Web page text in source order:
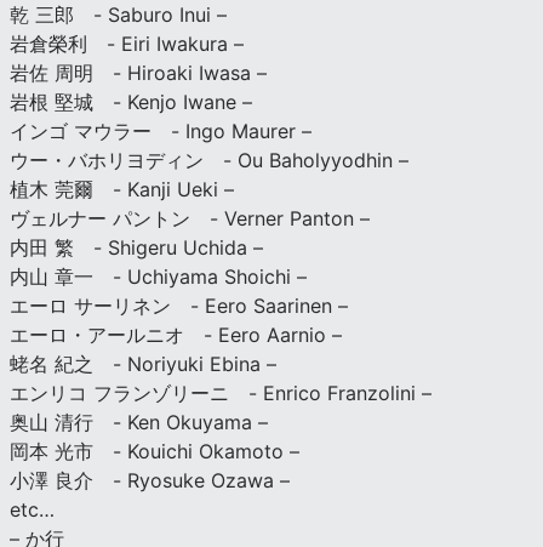
乾 三郎 - Saburo Inui –
岩倉榮利 - Eiri Iwakura –
岩佐 周明 - Hiroaki Iwasa –
岩根 堅城 - Kenjo Iwane –
インゴ マウラー - Ingo Maurer –
ウー・バホリヨディン - Ou Baholyyodhin –
植木 莞爾 - Kanji Ueki –
ヴェルナー パントン - Verner Panton –
内田 繁 - Shigeru Uchida –
内山 章一 - Uchiyama Shoichi –
エーロ サーリネン - Eero Saarinen –
エーロ・アールニオ - Eero Aarnio –
蛯名 紀之 - Noriyuki Ebina –
エンリコ フランゾリーニ - Enrico Franzolini –
奥山 清行 - Ken Okuyama –
岡本 光市 - Kouichi Okamoto –
小澤 良介 - Ryosuke Ozawa –
etc…
– か行